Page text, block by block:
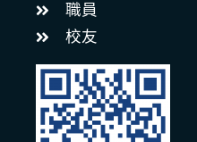
職員
校友